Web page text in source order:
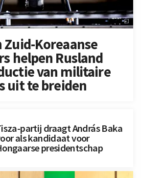
Zuid-Koreaanse
helpen Rusland
van militaire
uit te breiden
partij draagt András Baka
als kandidaat voor
presidentschap